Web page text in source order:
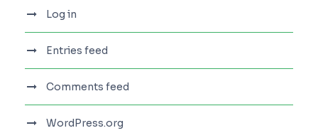
Log in
Entries feed
Comments feed
WordPress.org